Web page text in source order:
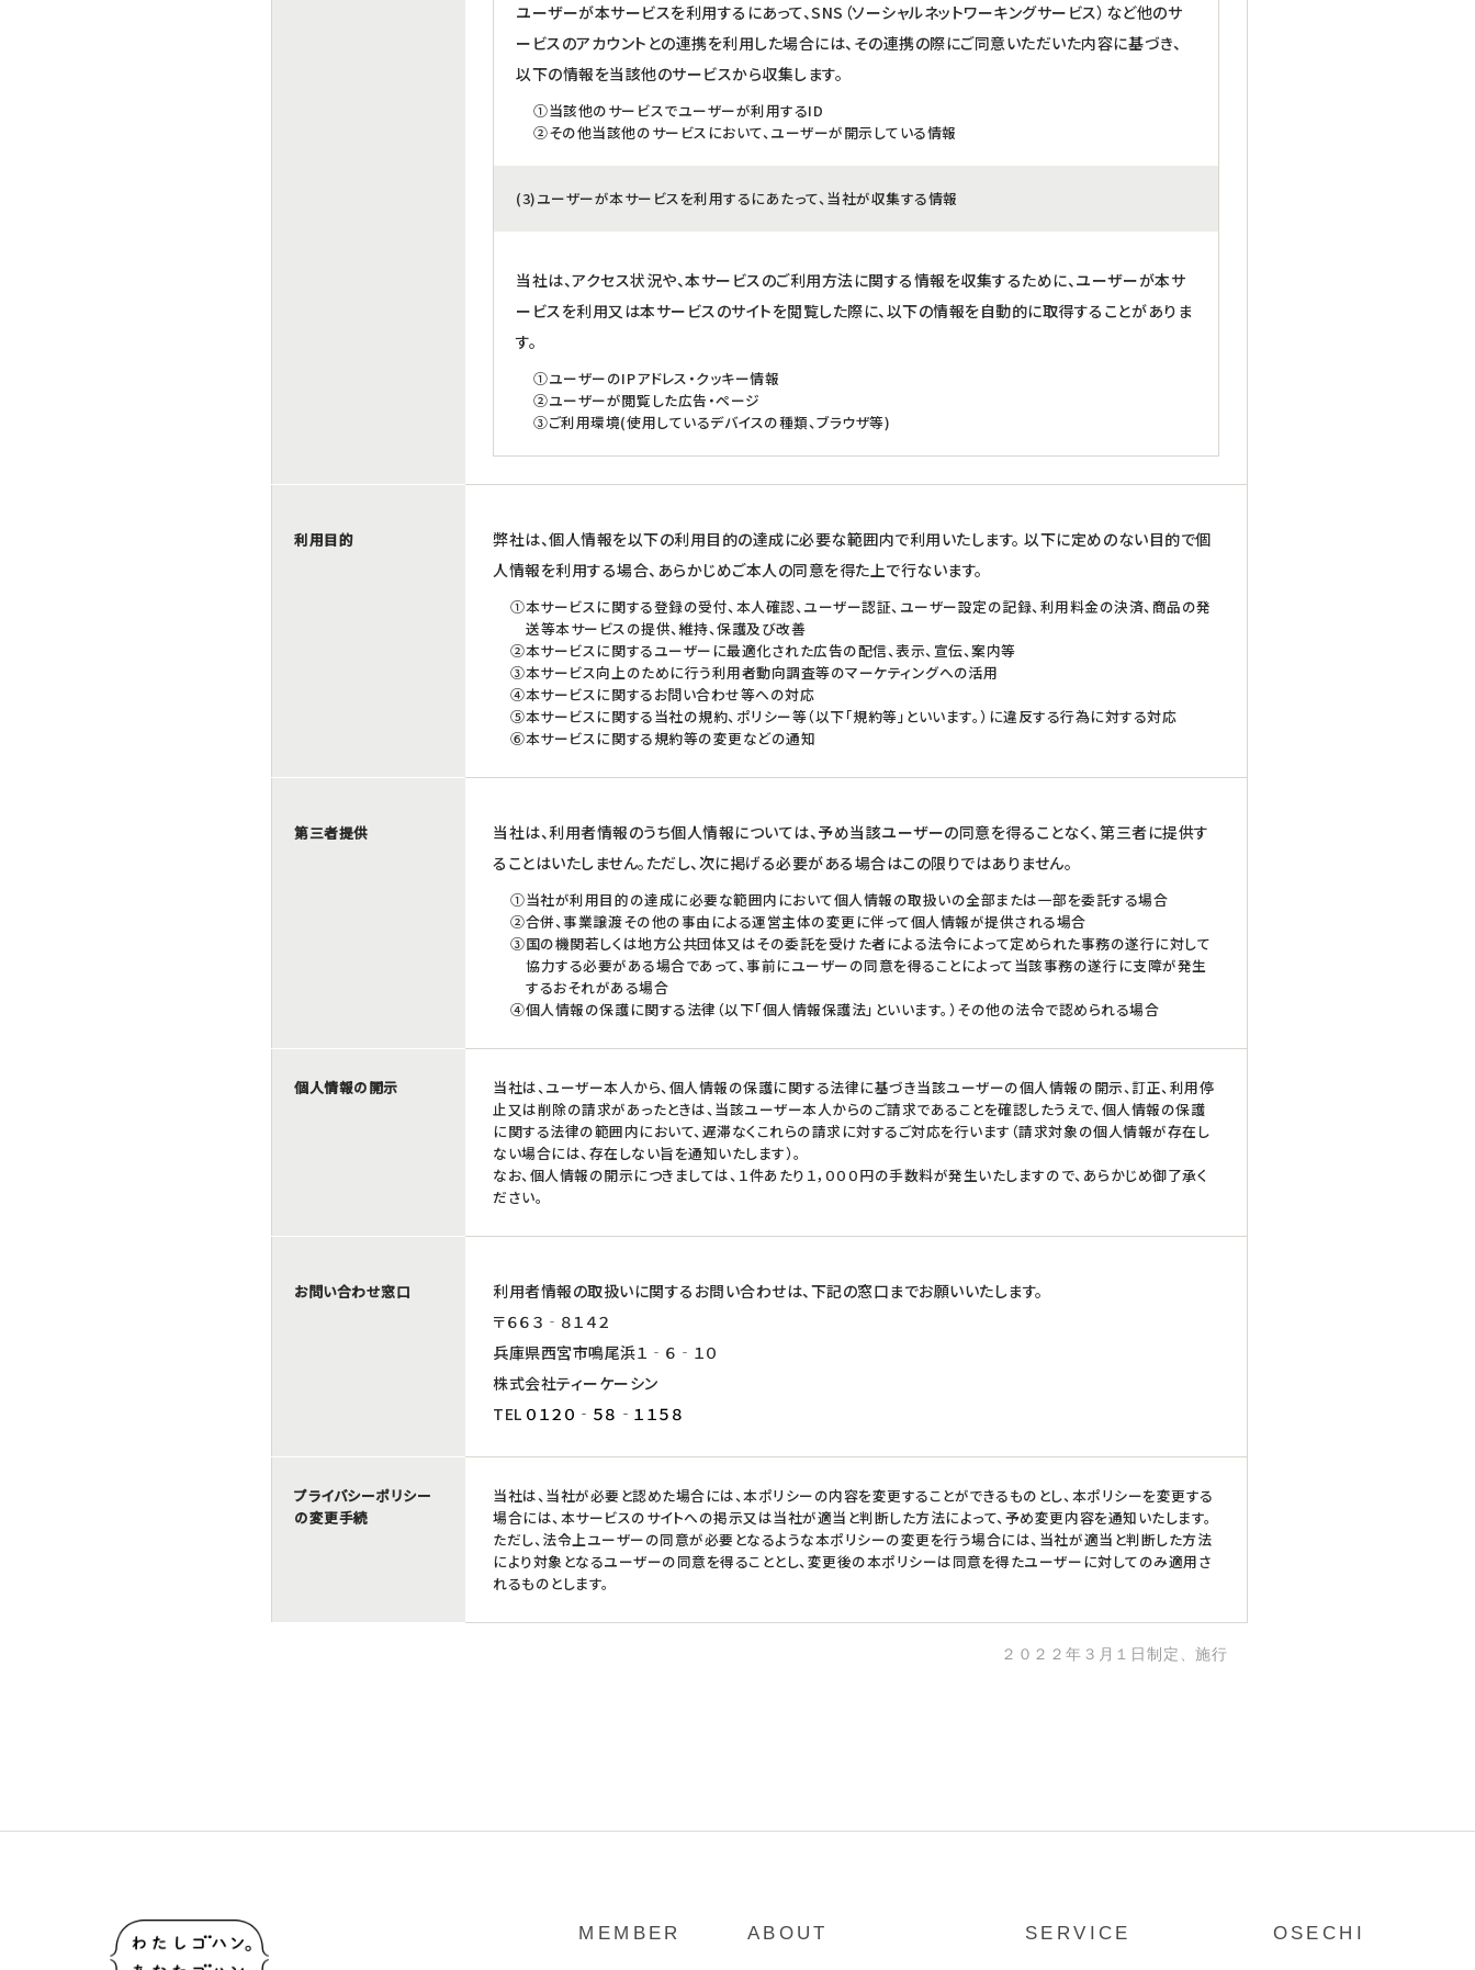
ユーザーが本サービスを利用するにあって、SNS（ソーシャルネットワーキングサービス）など他のサ
ービスのアカウントとの連携を利用した場合には、その連携の際にご同意いただいた内容に基づき、
以下の情報を当該他のサービスから収集します。
①当該他のサービスでユーザーが利用するID
②その他当該他のサービスにおいて、ユーザーが開示している情報
(3)ユーザーが本サービスを利用するにあたって、当社が収集する情報
当社は、アクセス状況や、本サービスのご利用方法に関する情報を収集するために、ユーザーが本サ
ービスを利用又は本サービスのサイトを閲覧した際に、以下の情報を自動的に取得することがありま
す。
①ユーザーのIPアドレス・クッキー情報
②ユーザーが閲覧した広告・ページ
③ご利用環境(使用しているデバイスの種類、ブラウザ等)
利用目的
弊社は、個人情報を以下の利用目的の達成に必要な範囲内で利用いたします。 以下に定めのない目的で個
人情報を利用する場合、あらかじめご本人の同意を得た上で行ないます。
①本サービスに関する登録の受付、本人確認、ユーザー認証、ユーザー設定の記録、利用料金の決済、商品の発
送等本サービスの提供、維持、保護及び改善
②本サービスに関するユーザーに最適化された広告の配信、表示、宣伝、案内等
③本サービス向上のために行う利用者動向調査等のマーケティングへの活用
④本サービスに関するお問い合わせ等への対応
⑤本サービスに関する当社の規約、ポリシー等（以下「規約等」といいます。）に違反する行為に対する対応
⑥本サービスに関する規約等の変更などの通知
第三者提供
当社は、利用者情報のうち個人情報については、予め当該ユーザーの同意を得ることなく、第三者に提供す
ることはいたしません。ただし、次に掲げる必要がある場合はこの限りではありません。
①当社が利用目的の達成に必要な範囲内において個人情報の取扱いの全部または一部を委託する場合
②合併、事業譲渡その他の事由による運営主体の変更に伴って個人情報が提供される場合
③国の機関若しくは地方公共団体又はその委託を受けた者による法令によって定められた事務の遂行に対して
協力する必要がある場合であって、事前にユーザーの同意を得ることによって当該事務の遂行に支障が発生
するおそれがある場合
④個人情報の保護に関する法律（以下「個人情報保護法」といいます。）その他の法令で認められる場合
個人情報の開示
当社は、ユーザー本人から、個人情報の保護に関する法律に基づき当該ユーザーの個人情報の開示、訂正、利用停
止又は削除の請求があったときは、当該ユーザー本人からのご請求であることを確認したうえで、個人情報の保護
に関する法律の範囲内において、遅滞なくこれらの請求に対するご対応を行います（請求対象の個人情報が存在し
ない場合には、存在しない旨を通知いたします）。
なお、個人情報の開示につきましては、１件あたり１，０００円の手数料が発生いたしますので、あらかじめ御了承く
ださい。
お問い合わせ窓口
利用者情報の取扱いに関するお問い合わせは、下記の窓口までお願いいたします。
〒６６３‐８１４２
兵庫県西宮市鳴尾浜１‐６‐１０
株式会社ティーケーシン
TEL ０１２０‐５８‐１１５８
プライバシーポリシー
の変更手続
当社は、当社が必要と認めた場合には、本ポリシーの内容を変更することができるものとし、本ポリシーを変更する
場合には、本サービスのサイトへの掲示又は当社が適当と判断した方法によって、予め変更内容を通知いたします。
ただし、法令上ユーザーの同意が必要となるような本ポリシーの変更を行う場合には、当社が適当と判断した方法
により対象となるユーザーの同意を得ることとし、変更後の本ポリシーは同意を得たユーザーに対してのみ適用さ
れるものとします。
２０２２年３月１日制定、施行
MEMBER ABOUT SERVICE OSECHI